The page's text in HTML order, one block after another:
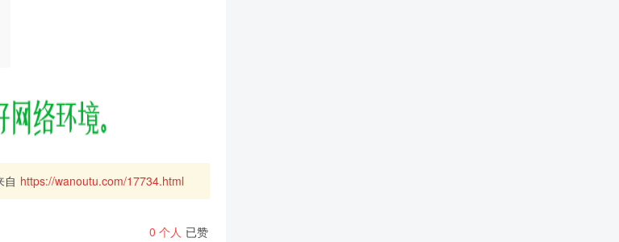
自 https://wanoutu.com/17734.html
0 个人 已赞